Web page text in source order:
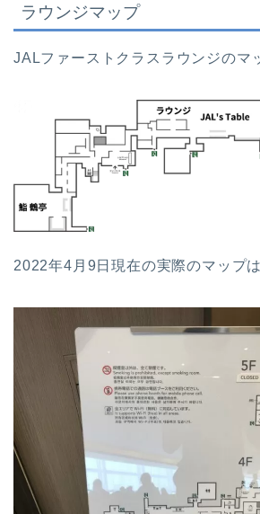
ラウンジマップ
JALファーストクラスラウンジのマ
2022年4月9日現在の実際のマップ